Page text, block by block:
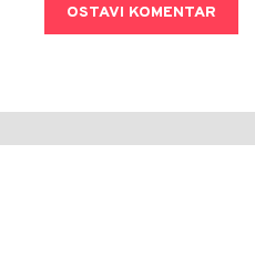
OSTAVI KOMENTAR